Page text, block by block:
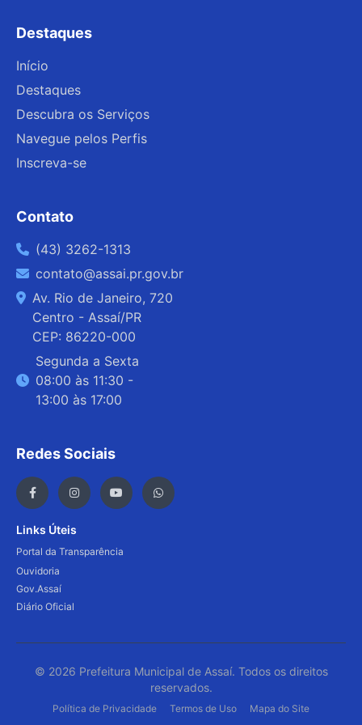
Destaques
Início
Destaques
Descubra os Serviços
Navegue pelos Perfis
Inscreva-se
Contato
(43) 3262-1313
contato@assai.pr.gov.br
Av. Rio de Janeiro, 720
Centro - Assaí/PR
CEP: 86220-000
Segunda a Sexta
08:00 às 11:30 -
13:00 às 17:00
Redes Sociais
Links Úteis
Portal da Transparência
Ouvidoria
Gov.Assaí
Diário Oficial
© 2026 Prefeitura Municipal de Assaí. Todos os direitos
reservados.
Política de Privacidade Termos de Uso Mapa do Site